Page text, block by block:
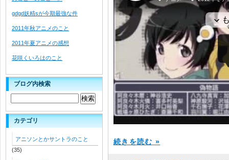
続きを読む »
gdgd妖精sが今期最強な件
2011年秋アニメのこと
2011年夏アニメの感想
花咲くいろはのこと
ブログ内検索
カテゴリ
アニソンとかサントラのこと
(35)